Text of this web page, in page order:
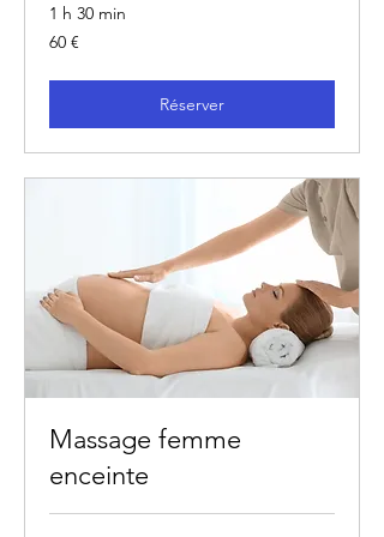
1 h 30 min
60
euros
60 €
Réserver
Massage femme
enceinte